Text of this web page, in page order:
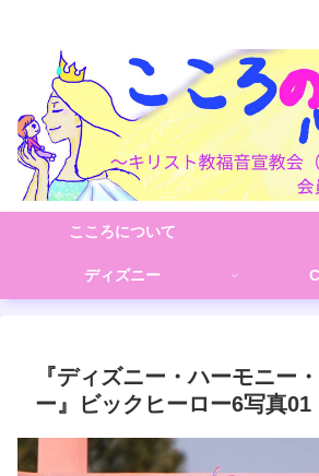
こころについて
ディズニー
『ディズニー・ハーモニー
ー』ビックヒーロー6写真01